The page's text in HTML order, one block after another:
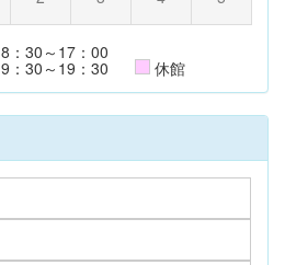
8：30～17：00
9：30～19：30 休館